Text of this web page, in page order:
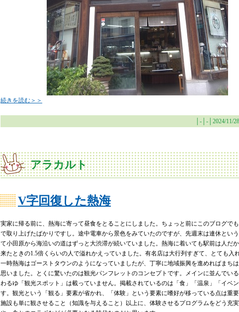
続きを読む＞＞
│-│-│2024/11/
アラカルト
V字回復した熱海
実家に帰る前に、熱海に寄って昼食をとることにしました。ちょっと前にこのブログで
で取り上げたばかりですし。途中電車から景色をみていたのですが、先週末は連休とい
て小田原から海沿いの道はずっと大渋滞が続いていました。熱海に着いても駅前は人だ
来たときの1.5倍くらいの人で溢れかえっていました。有名店は大行列すぎて、とても入
一時熱海はゴーストタウンのようになっていましたが、丁寧に地域振興を進めればまち
思いました。とくに驚いたのは観光パンフレットのコンセプトです。メインに並んでい
わるゆ「観光スポット」は載っていません。掲載されているのは「食」「温泉」「イベ
す。観光という「観る」要素が省かれ、「体験」という要素に嗜好が移っている点は重
施設も単に観させること（知識を与えること）以上に、体験させるプログラムをどう充